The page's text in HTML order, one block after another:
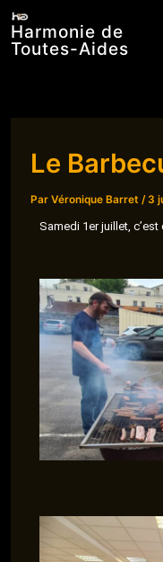
Aller
auHarmonie de
Toutes-Aides
Le
Par Véronique Barret / 3
Samedi 1er juillet,